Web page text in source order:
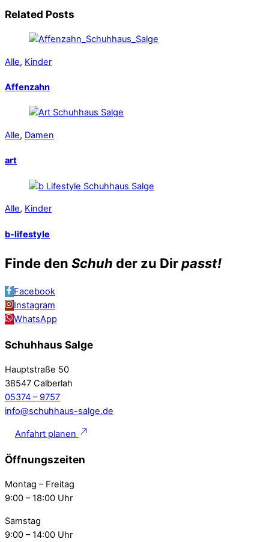
Related Posts
Alle, Kinder
Affenzahn
Alle, Damen
art
Alle, Kinder
b-lifestyle
Finde den Schuh der zu Dirpasst!
Facebook
Instagram
WhatsApp
Schuhhaus Salge
Hauptstraße 50
38547 Calberlah
05374 – 9757
info@schuhhaus-salge.de
Anfahrt planen
Öffnungszeiten
Montag – Freitag
9:00 – 18:00 Uhr
Samstag
9:00 – 14:00 Uhr